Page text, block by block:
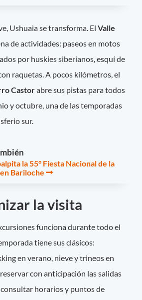
Ushuaia se transforma. El Valle
de actividades: paseos en motos
por huskies siberianos, esquí de
raquetas. A pocos kilómetros, el
Castorabre sus pistas para todos
y octubre, una de las temporadas
sur.
la 55° Fiesta Nacional de la
Bariloche
la visita
funciona durante todo el
tiene sus clásicos:
en verano, nieve y trineos en
con anticipación las salidas
horarios y puntos de